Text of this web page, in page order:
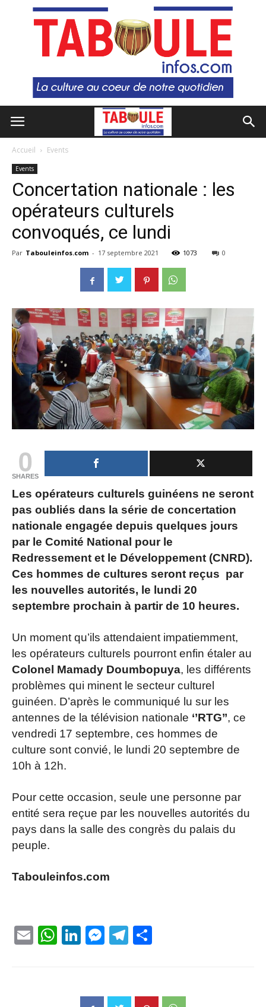
Accueil Events
Events
Concertation nationale : les
opérateurs culturels
convoqués, ce lundi
Par Tabouleinfos.com - 17 septembre 2021 1073 0
0
SHARES
Les opérateurs culturels guinéens ne seront
pas oubliés dans la série de concertation
nationale engagée depuis quelques jours
par le Comité National pour le
Redressement et le Développement (CNRD).
Ces hommes de cultures seront reçus par
les nouvelles autorités, le lundi 20
septembre prochain à partir de 10 heures.
Un moment qu’ils attendaient impatiemment,
les opérateurs culturels pourront enfin étaler au
Colonel Mamady Doumbopuya, les différents
problèmes qui minent le secteur culturel
guinéen. D’après le communiqué lu sur les
antennes de la télévision nationale ‘’RTG’’, ce
vendredi 17 septembre, ces hommes de
culture sont convié, le lundi 20 septembre de
10h à 12h.
Pour cette occasion, seule une personne par
entité sera reçue par les nouvelles autorités du
pays dans la salle des congrès du palais du
peuple.
Tabouleinfos.com
EmailWhatsApp
LinkedIn
Messenger
Telegram